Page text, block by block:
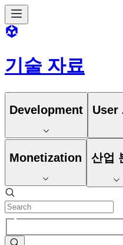
기술 자료
Development User
Monetization 산업